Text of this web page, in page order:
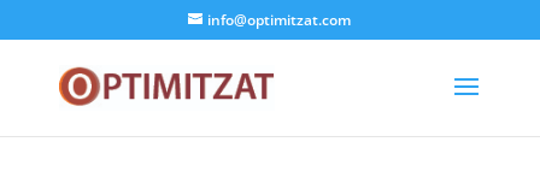
info@optimitzat.com